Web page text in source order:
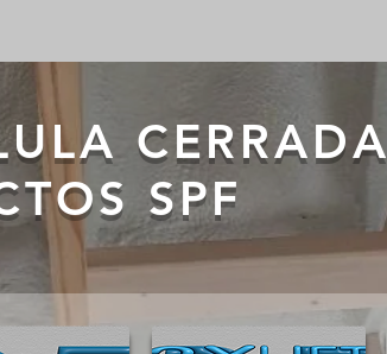
CERRADA
SPF